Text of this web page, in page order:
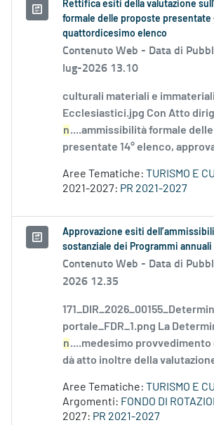
Rettifica esiti della valutazione
formale delle proposte presentate
quattordicesimo elenco
Contenuto Web - Data di
lug-2026 13.10
culturali materiali e
Ecclesiastici.jpg Con Atto
n....ammissibilità formale
presentate 14° elenco,
Aree Tematiche: TURISMO E
2021-2027: PR 2021-2027
Approvazione esiti
sostanziale dei Programmi annuali
Contenuto Web - Data di
2026 12.35
portale_FDR_1.png La
n....medesimo provvedimento
dà atto inoltre della
Aree Tematiche: TURISMO E
Argomenti: FONDO DI
2027: PR 2021-2027